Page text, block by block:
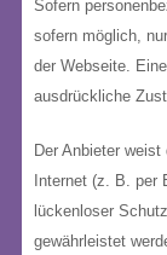
Sofern
sofern möglich,
der Webseite.
ausdrückliche
Der Anbieter
Internet (z. B. per
lückenloser
gewährleistet